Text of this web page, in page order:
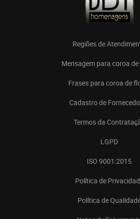
Regiões de
Mensagem para coroa
Frases para coroa de
Cadastro de
Termos da
LGPD
ISO 9001:2015
Política de
Política de